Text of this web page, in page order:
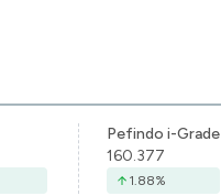
Pefindo i-Grade
160.377
1.88%